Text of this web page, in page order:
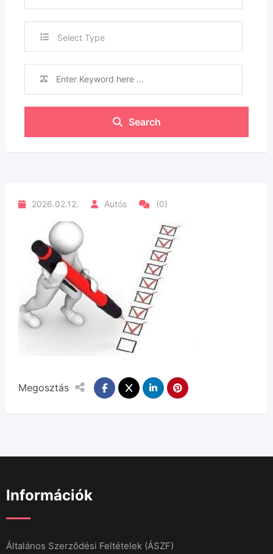
Select Type
Search
2026.02.12. Autós (0)
Megosztás
Információk
Általános Szerződési Feltételek (ÁSZF)